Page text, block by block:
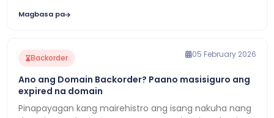
Magbasa pa
Backorder 05 February 2026
Ano ang Domain Backorder? Paano masisiguro ang
expired na domain
Pinapayagan kang mairehistro ang isang nakuha nang